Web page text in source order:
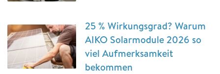
25 % Wirkungsgrad? Warum
AIKO Solarmodule 2026 so
viel Aufmerksamkeit
bekommen